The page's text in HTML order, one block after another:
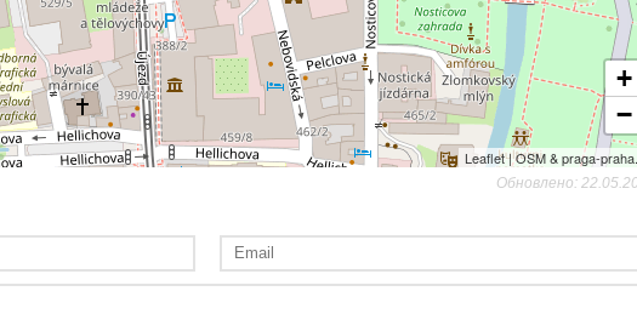
+
−
Leaflet | OSM & praga-
Обновлено: